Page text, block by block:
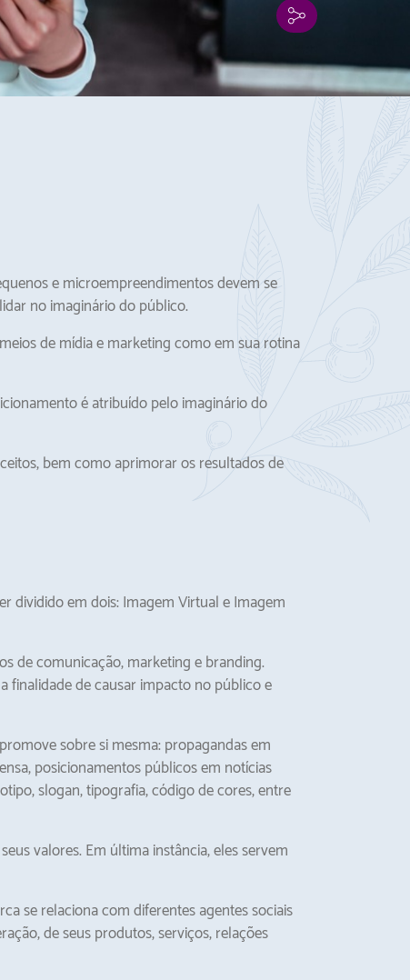
e microempreendimentos devem se
no imaginário do público.
de mídia e marketing como em sua rotina
é atribuído pelo imaginário do
bem como aprimorar os resultados de
dividido em dois: Imagem Virtual e Imagem
de comunicação, marketing e branding.
finalidade de causar impacto no público e
sobre si mesma: propagandas em
posicionamentos públicos em notícias
slogan, tipografia, código de cores, entre
valores. Em última instância, eles servem
se relaciona com diferentes agentes sociais
de seus produtos, serviços, relações